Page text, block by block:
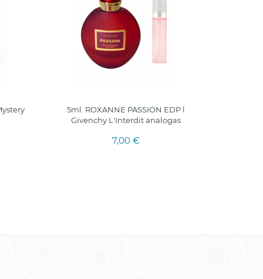
5ml. ROXANNE PASSION EDP l
Givenchy L'Interdit analogas
7,00 €